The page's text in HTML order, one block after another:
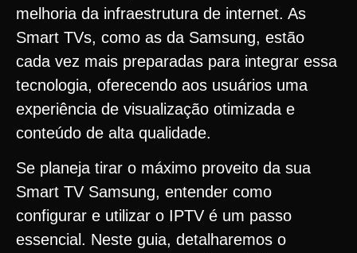
melhoria da infraestrutura de internet. As
Smart TVs, como as da Samsung, estão
cada vez mais preparadas para integrar essa
tecnologia, oferecendo aos usuários uma
experiência de visualização otimizada e
conteúdo de alta qualidade.
Se planeja tirar o máximo proveito da sua
Smart TV Samsung, entender como
configurar e utilizar o IPTV é um passo
essencial. Neste guia, detalharemos o